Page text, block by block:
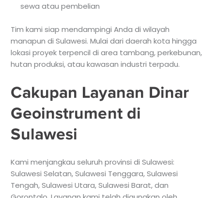
sewa atau pembelian
Tim kami siap mendampingi Anda di wilayah
manapun di Sulawesi. Mulai dari daerah kota hingga
lokasi proyek terpencil di area tambang, perkebunan,
hutan produksi, atau kawasan industri terpadu.
Cakupan Layanan Dinar
Geoinstrument di
Sulawesi
Kami menjangkau seluruh provinsi di Sulawesi:
Sulawesi Selatan, Sulawesi Tenggara, Sulawesi
Tengah, Sulawesi Utara, Sulawesi Barat, dan